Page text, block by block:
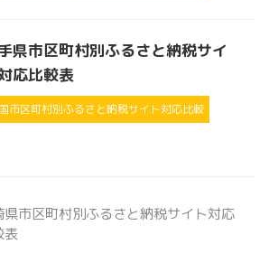
県市区町村別ふるさと納税サイ
応比較表
市区町村別ふるさと納税サイト対応比較
県市区町村別ふるさと納税サイト対応
表